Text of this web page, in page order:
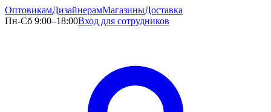
ОптовикамДизайнерамМагазиныДоставка
Пн-Сб 9:00–18:00Вход для сотрудников